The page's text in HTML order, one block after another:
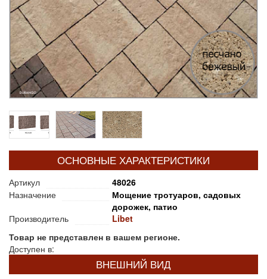
ОСНОВНЫЕ ХАРАКТЕРИСТИКИ
Артикул
48026
Назначение
Мощение тротуаров, садовых
дорожек, патио
Производитель
Libet
Товар не представлен в вашем регионе.
Доступен в:
ВНЕШНИЙ ВИД